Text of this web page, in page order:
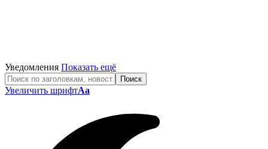
Уведомления Показать ещё
Увеличить шрифтAa